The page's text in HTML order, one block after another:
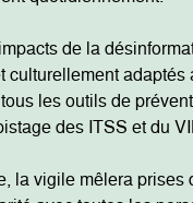
de la
culturellement
les outils de
des ITSS et du
la vigile mêlera